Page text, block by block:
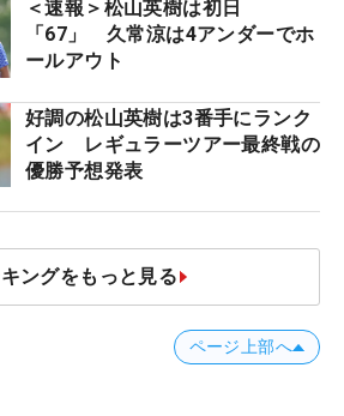
＜速報＞松山英樹は初日
「67」 久常涼は4アンダーでホ
ールアウト
好調の松山英樹は3番手にランク
イン レギュラーツアー最終戦の
優勝予想発表
ングをもっと見る
ページ上部へ